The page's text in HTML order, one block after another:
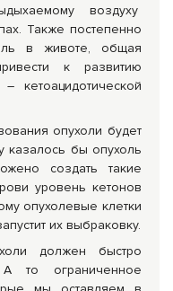
воздуху
Также постепенно
в животе, общая
к развитию
кетоацидотической
опухоли будет
казалось бы опухоль
создать такие
уровень кетонов
опухолевые клетки
их выбраковку.
должен быстро
А то ограниченное